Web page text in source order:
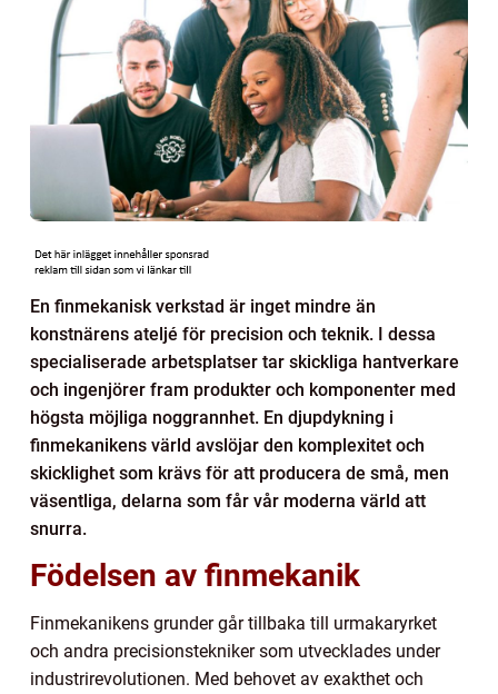
En finmekanisk verkstad är inget mindre än
konstnärens ateljé för precision och teknik. I dessa
specialiserade arbetsplatser tar skickliga hantverkare
och ingenjörer fram produkter och komponenter med
högsta möjliga noggrannhet. En djupdykning i
finmekanikens värld avslöjar den komplexitet och
skicklighet som krävs för att producera de små, men
väsentliga, delarna som får vår moderna värld att
snurra.
Födelsen av finmekanik
Finmekanikens grunder går tillbaka till urmakaryrket
och andra precisionstekniker som utvecklades under
industrirevolutionen. Med behovet av exakthet och